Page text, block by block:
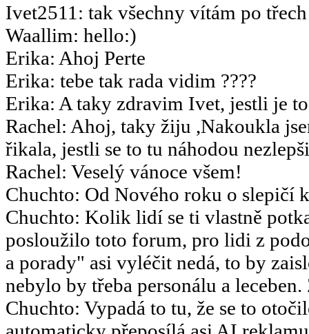
Ivet2511 : tak všechny vítám po
Waallim: hello:)
Erika: Ahoj Perte
Erika: tebe tak rada vidim ????
Erika: A taky zdravim Ivet, jestli je
Rachel: Ahoj, taky žiju ,Nakoukla
řikala, jestli se to tu náhodou
Rachel: Veselý vánoce všem!
Chuchto: Od Nového roku o slepičí
Chuchto: Kolik lidí se ti vlastně
posloužilo toto forum, pro lidi z
a porady" asi vyléčit nedá, to by
nebylo by třeba personálu a
Chuchto: Vypadá to tu, že se to